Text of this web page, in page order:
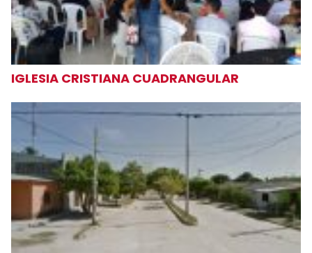
IGLESIA CRISTIANA CUADRANGULAR